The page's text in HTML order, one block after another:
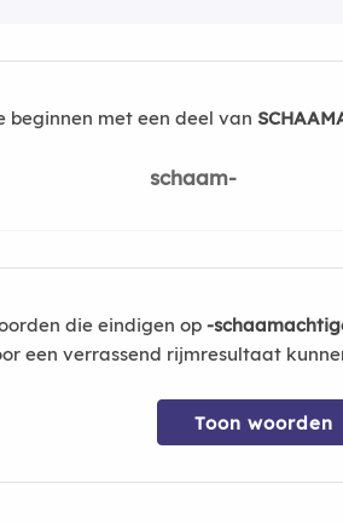
beginnen met een deel van
schaam-
die eindigen op -
een verrassend rijmresultaat
Toon woorden